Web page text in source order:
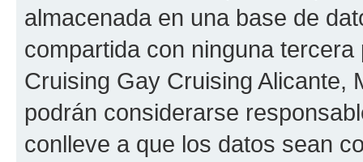
almacenada en una base de
compartida con ninguna
Cruising Gay Cruising Alicante,
podrán considerarse
conlleve a que los datos sean